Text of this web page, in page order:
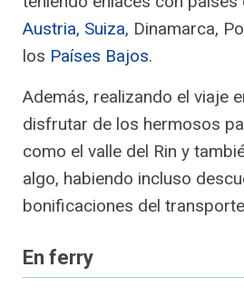
Austria, Suiza, Dinamarca,
los Países Bajos.
Además, realizando el viaje
disfrutar de los hermosos
como el valle del Rin y
algo, habiendo incluso
bonificaciones del
En ferry